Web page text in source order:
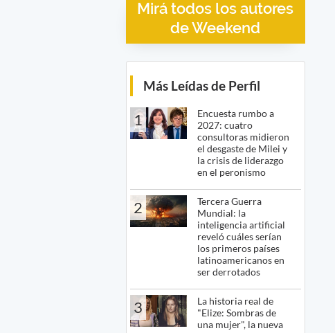
Mirá todos los autores
de Weekend
Más Leídas de Perfil
1
Encuesta rumbo a
2027: cuatro
consultoras midieron
el desgaste de Milei y
la crisis de liderazgo
en el peronismo
2
Tercera Guerra
Mundial: la
inteligencia artificial
reveló cuáles serían
los primeros países
latinoamericanos en
ser derrotados
3
La historia real de
"Elize: Sombras de
una mujer", la nueva